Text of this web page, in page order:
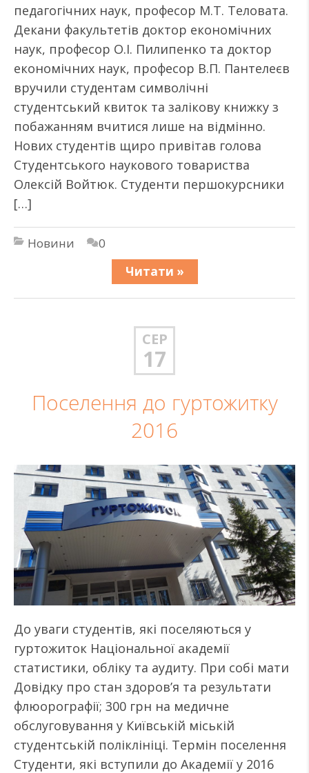
педагогічних наук, професор М.Т. Теловата.
Декани факультетів доктор економічних
наук, професор О.І. Пилипенко та доктор
економічних наук, професор В.П. Пантелеєв
вручили студентам символічні
студентський квиток та залікову книжку з
побажанням вчитися лише на відмінно.
Нових студентів щиро привітав голова
Студентського наукового товариства
Олексій Войтюк. Студенти першокурсники
[…]
Новини
0
Читати »
СЕР
17
Поселення до гуртожитку
2016
До уваги студентів, які поселяються у
гуртожиток Національної академії
статистики, обліку та аудиту. При собі мати
Довідку про стан здоров’я та результати
флюорографії; 300 грн на медичне
обслуговування у Київській міській
студентській поліклініці. Термін поселення
Студенти, які вступили до Академії у 2016